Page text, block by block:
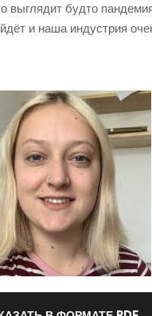
выглядит будто
и наша индустрия